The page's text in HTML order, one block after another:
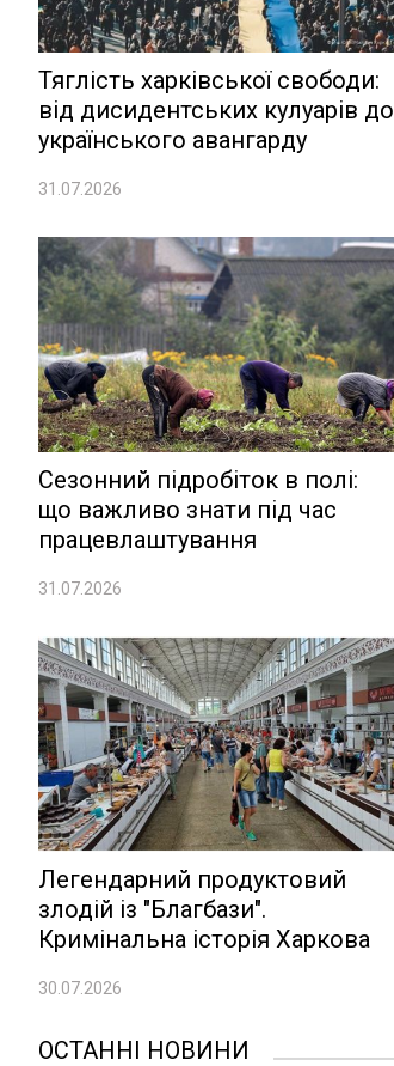
Тяглість харківської свободи:
від дисидентських кулуарів до
українського авангарду
31.07.2026
Сезонний підробіток в полі:
що важливо знати під час
працевлаштування
31.07.2026
Легендарний продуктовий
злодій із "Благбази".
Кримінальна історія Харкова
30.07.2026
ОСТАННІ НОВИНИ